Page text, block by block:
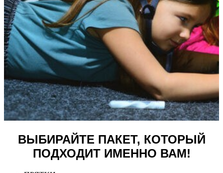
ВЫБИРАЙТЕ ПАКЕТ, КОТОРЫЙ
ПОДХОДИТ ИМЕННО ВАМ!